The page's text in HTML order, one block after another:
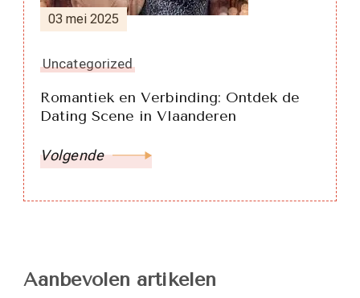
03 mei 2025
Uncategorized
Romantiek en Verbinding: Ontdek de
Dating Scene in Vlaanderen
Volgende
Aanbevolen artikelen